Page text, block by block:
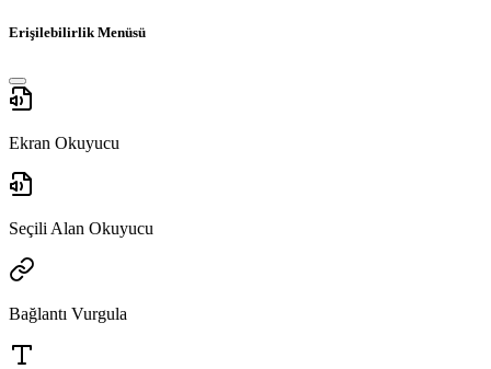
Erişilebilirlik Menüsü
Ekran Okuyucu
Seçili Alan Okuyucu
Bağlantı Vurgula